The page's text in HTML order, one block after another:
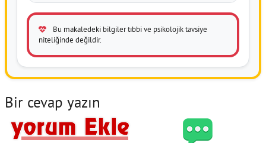
Bu makaledeki bilgiler tıbbi ve psikolojik tavsiye
niteliğinde değildir.
Bir cevap yazın